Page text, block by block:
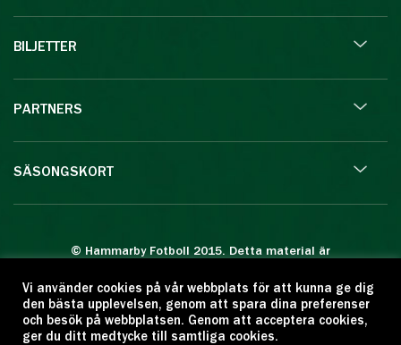
BILJETTER
PARTNERS
SÄSONGSKORT
© Hammarby Fotboll 2015. Detta material är
Eftertryck eller annan kopiering är förbjuden.
Citera oss gärna men ange källan:
www.hammarbyfotboll.se. Ansvarig utgivare:
Vi använder cookies på vår webbplats för att kunna ge dig
den bästa upplevelsen, genom att spara dina preferenser
och besök på webbplatsen. Genom att acceptera cookies,
ger du ditt medtycke till samtliga cookies.